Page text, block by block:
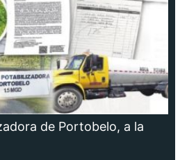
de Portobelo, a la